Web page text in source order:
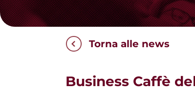
Torna alle news
Business Caffè